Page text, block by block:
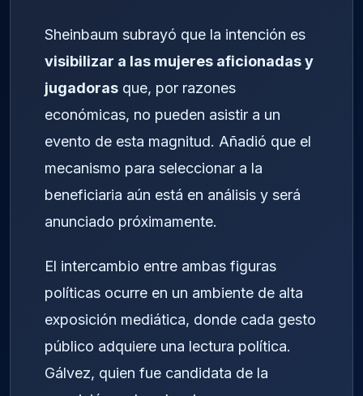
Sheinbaum subrayó que la intención es
visibilizar a las mujeres aficionadas y
jugadoras que, por razones
económicas, no pueden asistir a un
evento de esta magnitud. Añadió que el
mecanismo para seleccionar a la
beneficiaria aún está en análisis y será
anunciado próximamente.
El intercambio entre ambas figuras
políticas ocurre en un ambiente de alta
exposición mediática, donde cada gesto
público adquiere una lectura política.
Gálvez, quien fue candidata de la